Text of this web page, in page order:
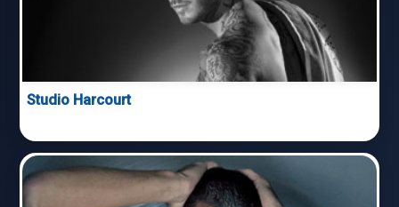
Studio Harcourt